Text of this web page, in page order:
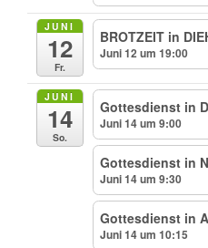
JUNI
12
Fr.
BROTZEIT in
Juni 12 um 19:00
JUNI
14
So.
Gottesdienst in
Juni 14 um 9:00
Gottesdienst in
Juni 14 um 9:30
Gottesdienst in
Juni 14 um 10:15